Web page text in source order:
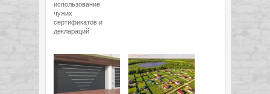
использование
чужих
сертификатов и
деклараций